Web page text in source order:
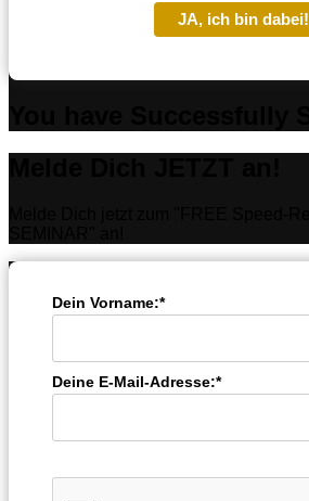
JA, ich bin dabei!
Dein Vorname:*
Deine E-Mail-Adresse:*